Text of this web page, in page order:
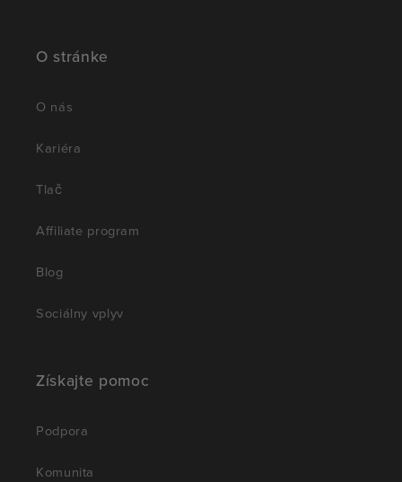
O stránke
O nás
Kariéra
Tlač
Affiliate program
Blog
Sociálny vplyv
Získajte pomoc
Podpora
Komunita